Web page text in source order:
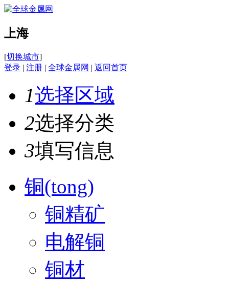
上海
[切换城市]
登录 | 注册 | 全球金属网 | 返回首页
1选择区域
2选择分类
3填写信息
铜(tong)
铜精矿
电解铜
铜材